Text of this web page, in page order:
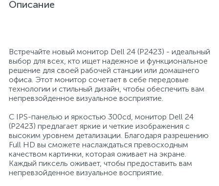
Описание
Встречайте новый монитор Dell 24 (P2423) - идеальный
выбор для всех, кто ищет надежное и функциональное
решение для своей рабочей станции или домашнего
офиса. Этот монитор сочетает в себе передовые
технологии и стильный дизайн, чтобы обеспечить вам
непревзойденное визуальное восприятие.
С IPS-панелью и яркостью 300cd, монитор Dell 24
(P2423) предлагает яркие и четкие изображения с
высоким уровнем детализации. Благодаря разрешению
Full HD вы сможете наслаждаться превосходным
качеством картинки, которая оживает на экране.
Каждый пиксель оживает, чтобы предоставить вам
непревзойденное визуальное восприятие.
Отбеливатели и пятновыводители
По уходу за коврами и мебелью
По уходу за стеклами и зеркалами
Порошок автомат
Медицинский инструментарий
Медицинское белье и покрытия
Медицинское оборудование
Пластыри и повязки
Матрасы
Мебель для дошкольных учреждений
Мебель для столовых
Мебель для торговых залов